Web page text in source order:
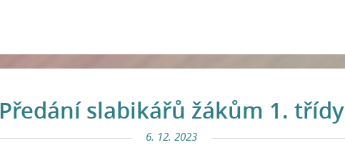
Předání slabikářů žákům 1. třídy
6. 12. 2023